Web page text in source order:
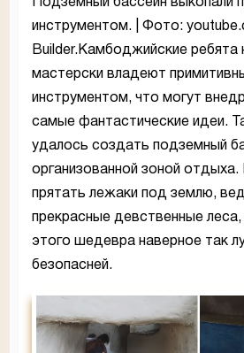
инструментом. | Фото:
Builder.Камбоджийские ребята
мастерски владеют
инструментом, что могут
самые фантастические идеи.
удалось создать подземный
организованной зоной
прятать лежаки под землю,
прекрасные девственные
этого шедевра наверное так
безопасней.